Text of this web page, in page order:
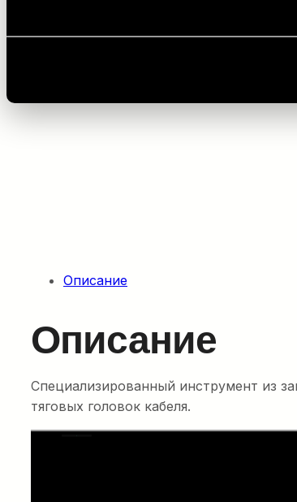
Описание
Описание
Специализированный инструмент из
тяговых головок кабеля.